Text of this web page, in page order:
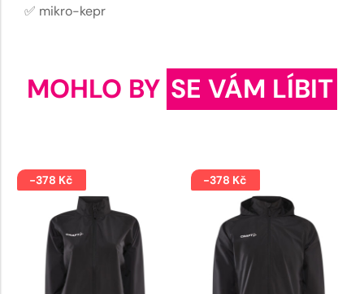
✅ mikro-kepr
MOHLO BY SE VÁM LÍBIT
-378 Kč -378 Kč